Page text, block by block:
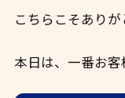
こちらこそありが
本日は、一番お